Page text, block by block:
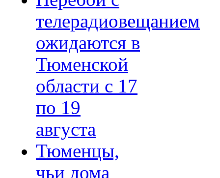
телерадиовещанием
ожидаются в
Тюменской
области с 17
по 19
августа
Тюменцы,
чьи дома